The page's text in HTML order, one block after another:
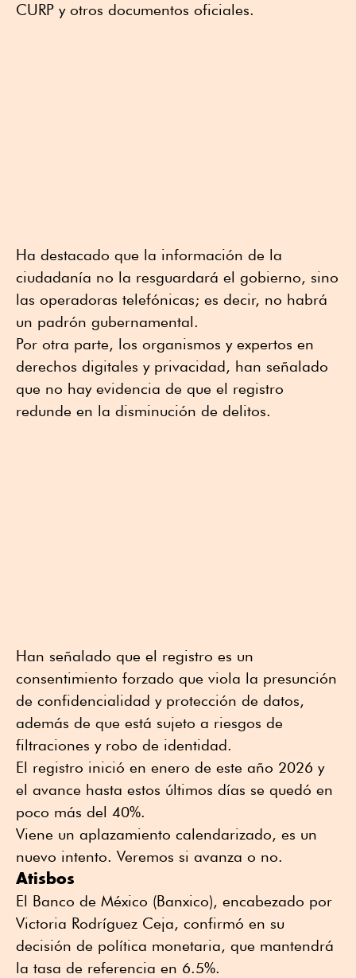
CURP y otros documentos oficiales.
Ha destacado que la información de la
ciudadanía no la resguardará el gobierno, sino
las operadoras telefónicas; es decir, no habrá
un padrón gubernamental.
Por otra parte, los organismos y expertos en
derechos digitales y privacidad, han señalado
que no hay evidencia de que el registro
redunde en la disminución de delitos.
Han señalado que el registro es un
consentimiento forzado que viola la presunción
de confidencialidad y protección de datos,
además de que está sujeto a riesgos de
filtraciones y robo de identidad.
El registro inició en enero de este año 2026 y
el avance hasta estos últimos días se quedó en
poco más del 40%.
Viene un aplazamiento calendarizado, es un
nuevo intento. Veremos si avanza o no.
Atisbos
El Banco de México (Banxico), encabezado por
Victoria Rodríguez Ceja, confirmó en su
decisión de política monetaria, que mantendrá
la tasa de referencia en 6.5%.